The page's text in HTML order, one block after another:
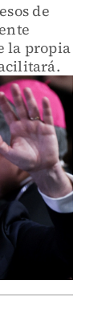
de
la propia